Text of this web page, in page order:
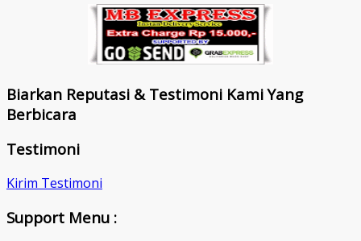
Biarkan Reputasi & Testimoni Kami Yang
Berbicara
Testimoni
Kirim Testimoni
Support Menu :